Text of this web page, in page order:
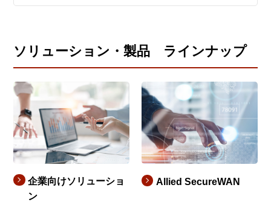
ソリューション・製品 ラインナップ
企業向けソリューショ
ン
Allied SecureWAN